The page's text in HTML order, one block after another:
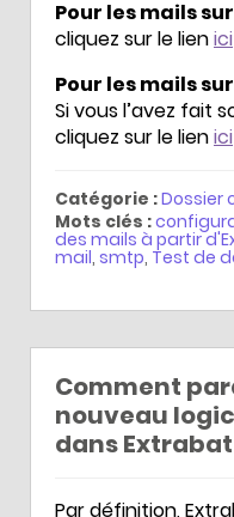
Pour les mails
cliquez sur le lienici
Pour les mails
Si vous l’avez fait
cliquez sur le lienici
Catégorie :Dossier
Mots clés :
des mails à partir
mail, smtp, Test de
Comment
nouveau
dans Extrabat
Par définition,